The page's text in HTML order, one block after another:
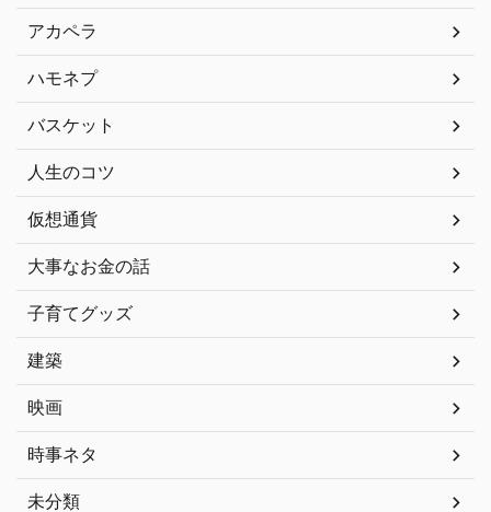
アカペラ
ハモネプ
バスケット
人生のコツ
仮想通貨
大事なお金の話
子育てグッズ
建築
映画
時事ネタ
未分類